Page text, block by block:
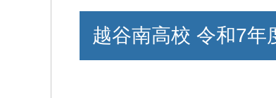
越谷南高校 令和7年